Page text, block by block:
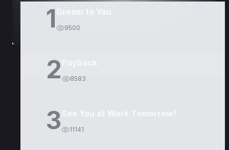
1 9500
2 8583
3 11141